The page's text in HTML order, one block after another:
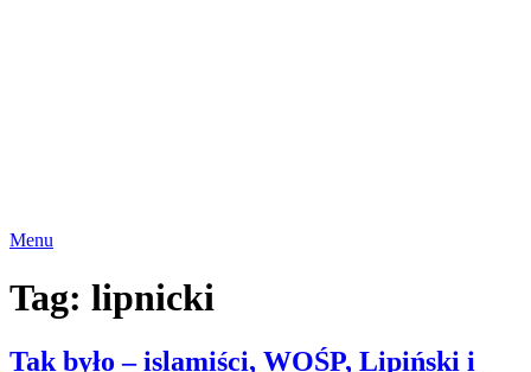
Menu
Tag: lipnicki
Tak było – islamiści, WOŚP, Lipiński i